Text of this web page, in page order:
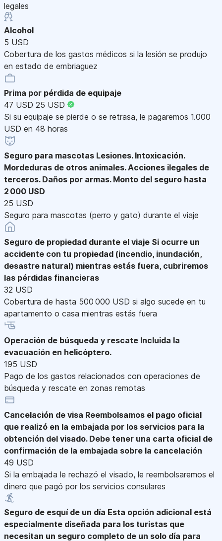
legales
Alcohol
5 USD
Cobertura de los gastos médicos si la lesión se produjo
en estado de embriaguez
Prima por pérdida de equipaje
47 USD 25 USD
Si su equipaje se pierde o se retrasa, le pagaremos 1.000
USD en 48 horas
Seguro para mascotas Lesiones. Intoxicación.
Mordeduras de otros animales. Acciones ilegales de
terceros. Daños por armas. Monto del seguro hasta
2 000 USD
25 USD
Seguro para mascotas (perro y gato) durante el viaje
Seguro de propiedad durante el viaje Si ocurre un
accidente con tu propiedad (incendio, inundación,
desastre natural) mientras estás fuera, cubriremos
las pérdidas financieras
32 USD
Cobertura de hasta 500 000 USD si algo sucede en tu
apartamento o casa mientras estás fuera
Operación de búsqueda y rescate Incluida la
evacuación en helicóptero.
195 USD
Pago de los gastos relacionados con operaciones de
búsqueda y rescate en zonas remotas
Cancelación de visa Reembolsamos el pago oficial
que realizó en la embajada por los servicios para la
obtención del visado. Debe tener una carta oficial de
confirmación de la embajada sobre la cancelación
49 USD
Si la embajada le rechazó el visado, le reembolsaremos el
dinero que pagó por los servicios consulares
Seguro de esquí de un día Esta opción adicional está
especialmente diseñada para los turistas que
necesitan un seguro completo de un solo día para